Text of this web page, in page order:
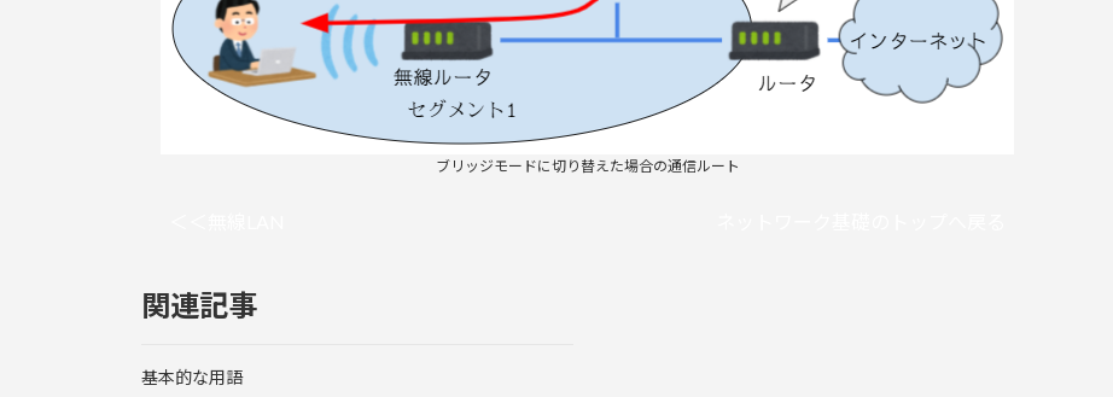
ブリッジモードに切り替えた場合の通信ルート
関連記事
基本的な用語